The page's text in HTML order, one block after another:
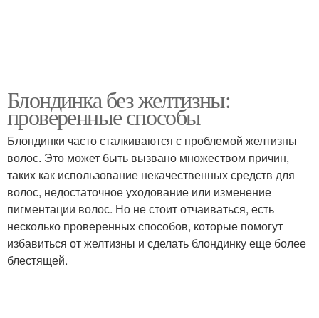
Блондинка без желтизны:
проверенные способы
Блондинки часто сталкиваются с проблемой желтизны
волос. Это может быть вызвано множеством причин,
таких как использование некачественных средств для
волос, недостаточное уходование или изменение
пигментации волос. Но не стоит отчаиваться, есть
несколько проверенных способов, которые помогут
избавиться от желтизны и сделать блондинку еще более
блестящей.